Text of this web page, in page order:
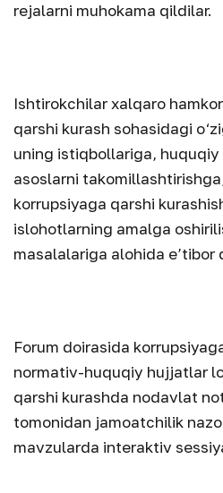
rejalarni muhokama qildilar.
Ishtirokchilar xalqaro
qarshi kurash sohasidagi
uning istiqbollariga,
asoslarni
korrupsiyaga qarshi
islohotlarning amalga
masalalariga alohida e’tibor
Forum doirasida
normativ-huquqiy hujjatlar
qarshi kurashda nodavlat
tomonidan jamoatchilik
mavzularda interaktiv